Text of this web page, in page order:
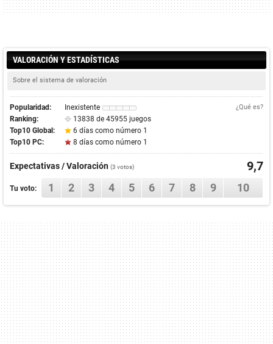
VALORACIÓN Y ESTADÍSTICAS
Sobre el sistema de valoración
Popularidad: Inexistente ¿Qué es?
Ranking:
13838 de 45955 juegos
Top10 Global:
6 días como número 1
Top10 PC:
8 días como número 1
Expectativas / Valoración (3 votos) 9,7
Tu voto: 1 2 3 4 5 6 7 8 9 10